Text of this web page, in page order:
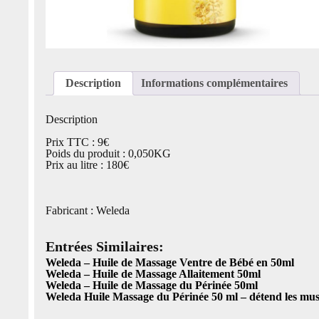
Description Informations complémentaires
Description
Prix TTC : 9€
Poids du produit : 0,050KG
Prix au litre : 180€
Fabricant : Weleda
Entrées Similaires:
Weleda – Huile de Massage Ventre de Bébé en 50ml
Weleda – Huile de Massage Allaitement 50ml
Weleda – Huile de Massage du Périnée 50ml
Weleda Huile Massage du Périnée 50 ml – détend les